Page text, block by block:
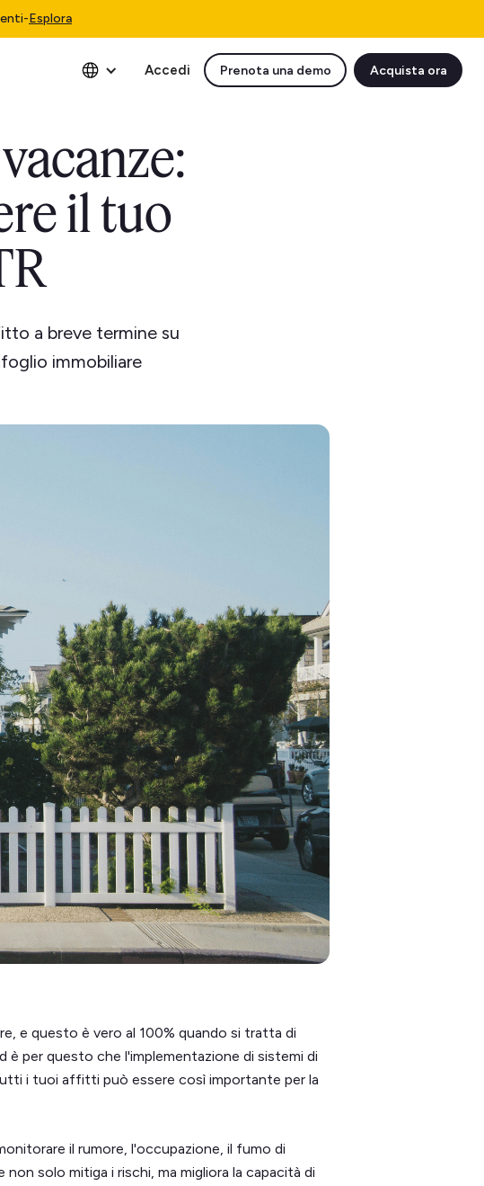
-Esplora
Accedi Prenota una demo Acquista ora
il tuo
a breve termine su
immobiliare
e questo è vero al 100% quando si tratta di
è per questo che l'implementazione di sistemi di
i tuoi affitti può essere così importante per la
il rumore, l'occupazione, il fumo di
solo mitiga i rischi, ma migliora la capacità di